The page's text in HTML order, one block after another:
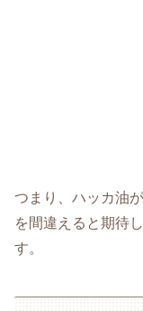
つまり、ハッカ油
を間違えると期待
す。